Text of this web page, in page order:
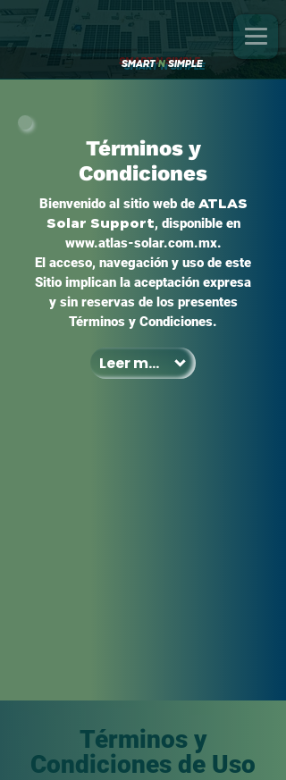
SMARTNSIMPLE
Términos y
Condiciones
Bienvenido al sitio web de ATLAS
Solar Support, disponible en
www.atlas-solar.com.mx.
El acceso, navegación y uso de este
Sitio implican la aceptación expresa
y sin reservas de los presentes
Términos y Condiciones.
Leer más
Términos y
Condiciones de Uso